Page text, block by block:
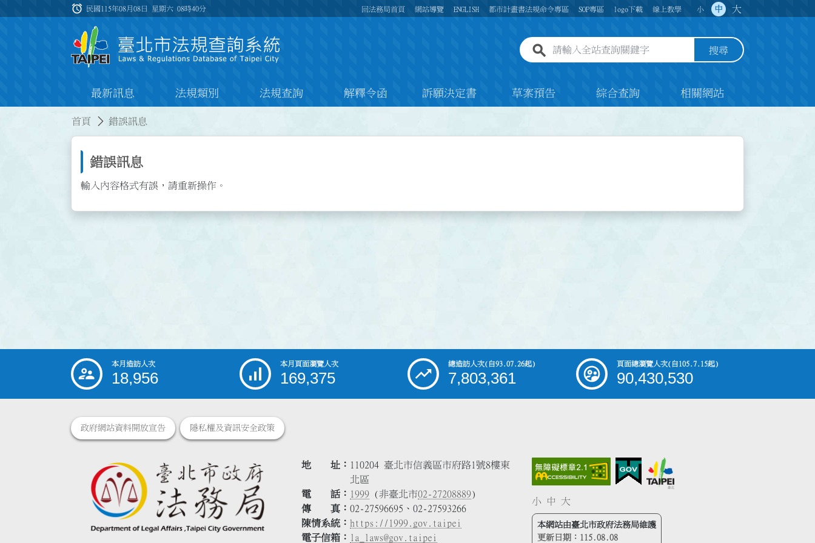
:::
alarm 民國115年08月08日 星期六08時40分 回法務局首頁 網站導覽 ENGLISH 都市計畫書法規命令專區 SOP專區 logo下載 線上教學 小 中 大
全站查詢關鍵字欄位 搜尋
最新訊息 法規類別 法規查詢 解釋令函 訴願決定書 草案預告 綜合查詢 相關網站
首頁 錯誤訊息
錯誤訊息
輸入內容格式有誤，請重新操作。
::: 本月造訪人次
18,956
本月頁面瀏覽人次
169,375
總造訪人次(自93.07.26起)
7,803,361
頁面總瀏覽人次(自105.7.15起)
90,430,530
政府網站資料開放宣告 隱私權及資訊安全政策
地 址
110204 臺北市信義區市府路1號8樓東
北區
電 話
1999 (非臺北市02-27208889)
傳 真
02-27596695、02-27593266
陳情系統
https://1999.gov.taipei
電子信箱
la_laws@gov.taipei
小 中 大
本網站由臺北市政府法務局維護
更新日期： 115.08.08